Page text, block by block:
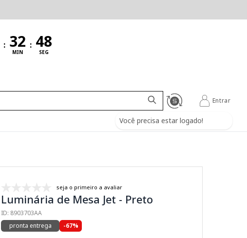
:
MIN
:
SEG
Você precisa estar logado!
Entrar
seja o primeiro a avaliar
Luminária de Mesa Jet - Preto
ID: 8903703AA
pronta entrega
-67%